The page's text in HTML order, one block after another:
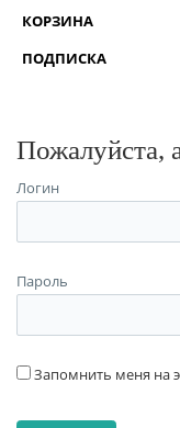
КОРЗИНА
ПОДПИСКА
Пожалуйста,
Логин
Пароль
Запомнить меня на